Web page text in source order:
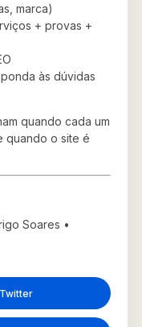
marca)
+ provas +
às dúvidas
quando cada um
quando o site é
Soares •
Twitter